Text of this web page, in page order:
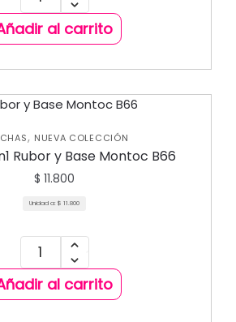
al carrito
, NUEVA COLECCIÓN
Rubor y Base Montoc B66
$ 11.800
Unidad a: $ 11.800
al carrito